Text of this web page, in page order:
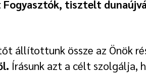
tisztelt
állítottunk össze az Önök
Írásunk azt a célt szolgálja,